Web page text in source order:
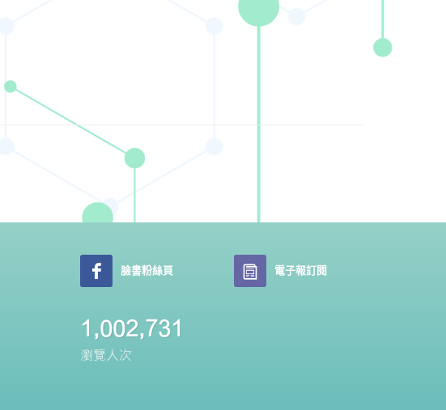
臉書粉絲頁 電子報訂閱
1,229,154
瀏覽人次